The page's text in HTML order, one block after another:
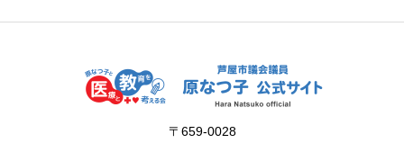
〒659-0028